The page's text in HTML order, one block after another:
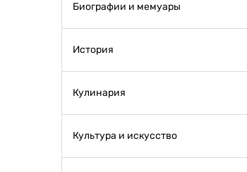
Биографии и мемуары
История
Кулинария
Культура и искусство